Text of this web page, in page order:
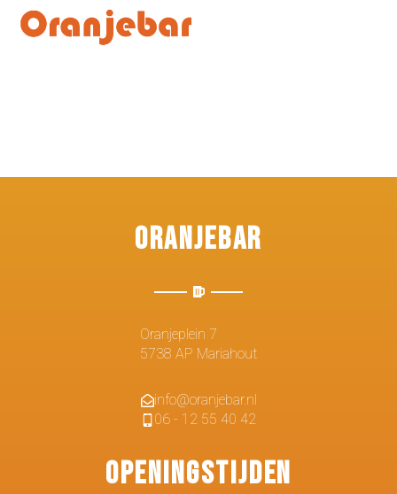
Oranjebar
Oranjeplein 7
5738 AP Mariahout
info@oranjebar.nl
06 - 12 55 40 42
Openingstijden